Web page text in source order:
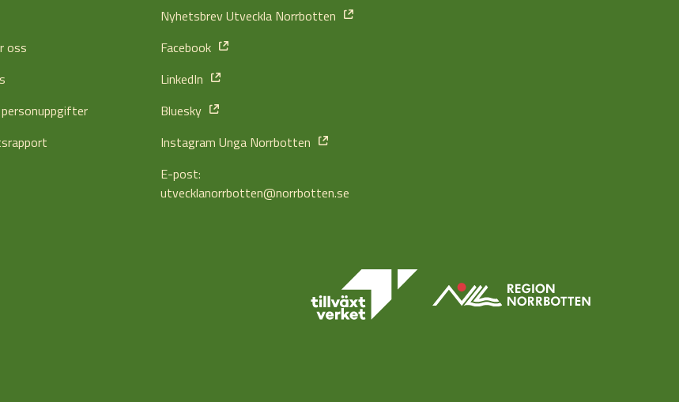
oss
Nyhetsbrev Utveckla Norrbotten
Facebook
LinkedIn
Bluesky
Instagram Unga Norrbotten
E-post:
utvecklanorrbotten@norrbotten.se